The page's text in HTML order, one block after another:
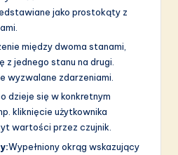
jako prostokąty z
między dwoma stanami,
z jednego stanu na drugi.
wyzwalane zdarzeniami.
dzieje się w konkretnym
kliknięcie użytkownika
wartości przez czujnik.
Wypełniony okrąg wskazujący